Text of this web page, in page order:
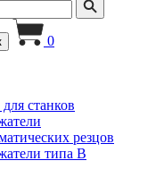
0
станков
резцов
типа B